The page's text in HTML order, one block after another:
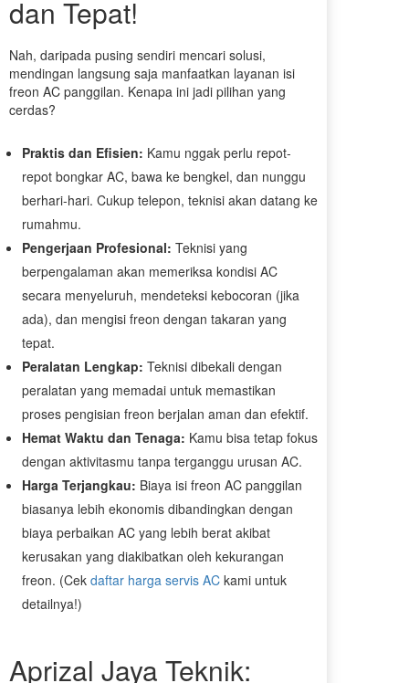
dan Tepat!
Nah, daripada pusing sendiri mencari solusi,
mendingan langsung saja manfaatkan layanan isi
freon AC panggilan. Kenapa ini jadi pilihan yang
cerdas?
Praktis dan Efisien: Kamu nggak perlu repot-
repot bongkar AC, bawa ke bengkel, dan nunggu
berhari-hari. Cukup telepon, teknisi akan datang ke
rumahmu.
Pengerjaan Profesional: Teknisi yang
berpengalaman akan memeriksa kondisi AC
secara menyeluruh, mendeteksi kebocoran (jika
ada), dan mengisi freon dengan takaran yang
tepat.
Peralatan Lengkap: Teknisi dibekali dengan
peralatan yang memadai untuk memastikan
proses pengisian freon berjalan aman dan efektif.
Hemat Waktu dan Tenaga: Kamu bisa tetap fokus
dengan aktivitasmu tanpa terganggu urusan AC.
Harga Terjangkau: Biaya isi freon AC panggilan
biasanya lebih ekonomis dibandingkan dengan
biaya perbaikan AC yang lebih berat akibat
kerusakan yang diakibatkan oleh kekurangan
freon. (Cek daftar harga servis AC kami untuk
detailnya!)
Aprizal Jaya Teknik: